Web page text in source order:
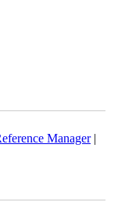
Reference Manager